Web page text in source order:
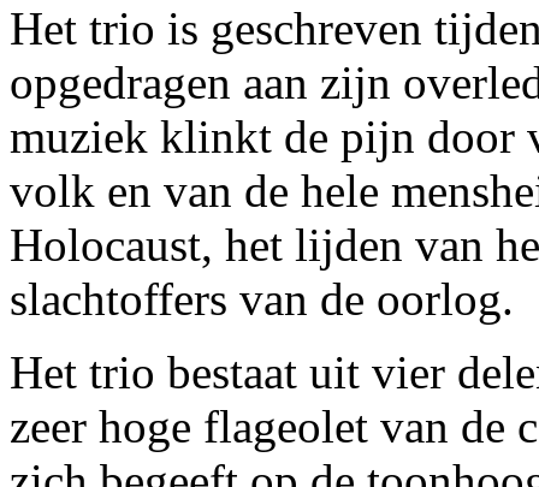
Het trio is geschreven
opgedragen aan zijn
muziek klinkt de pijn door
volk en van de hele
Holocaust, het lijden van
slachtoffers van de oorlog.
Het trio bestaat uit vier
zeer hoge flageolet van